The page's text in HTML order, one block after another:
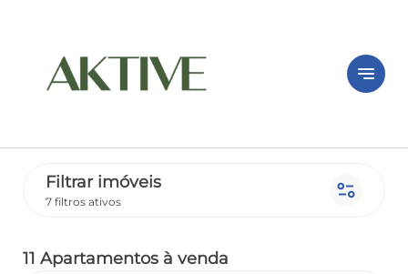
notes
Filtrar imóveis
7 filtros ativos page_info
11 Apartamentos à venda